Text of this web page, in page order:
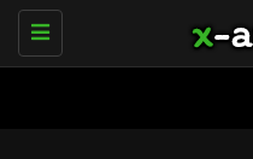
Toggle
navigation